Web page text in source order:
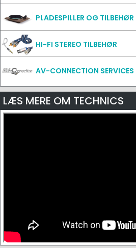
PLADESPILLER OG TILBEHØR
HI-FI STEREO TILBEHØR
AV-CONNECTION SERVICES
LÆS MERE OM TECHNICS